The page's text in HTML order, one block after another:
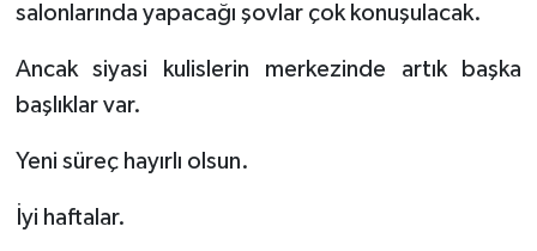
salonlarında yapacağı şovlar çok konuşulacak.
Ancak siyasi kulislerin merkezinde artık başka
başlıklar var.
Yeni süreç hayırlı olsun.
İyi haftalar.